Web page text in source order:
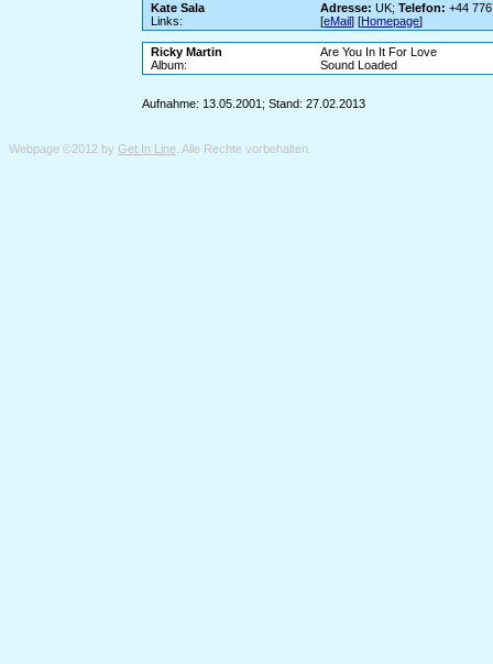
Kate Sala Adresse: UK;Telefon: +44
Links:
[eMail] [Homepage]
Ricky Martin
Are You In It For Love
Album:
Sound Loaded
Aufnahme: 13.05.2001; Stand: 27.02.2013
Webpage ©2012 by Get In Line . Alle Rechte vorbehalten.